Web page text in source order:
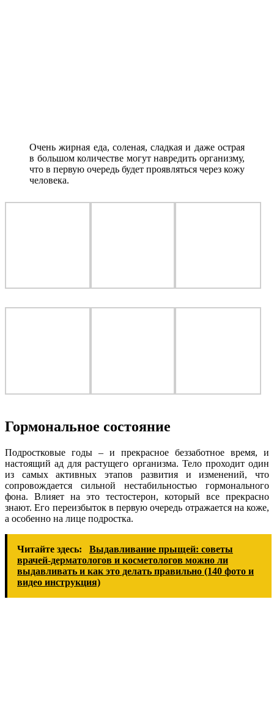
Очень жирная еда, соленая, сладкая и даже острая
в большом количестве могут навредить организму,
что в первую очередь будет проявляться через кожу
человека.
Гормональное состояние
Подростковые годы – и прекрасное беззаботное время, и
настоящий ад для растущего организма. Тело проходит один
из самых активных этапов развития и изменений, что
сопровождается сильной нестабильностью гормонального
фона. Влияет на это тестостерон, который все прекрасно
знают. Его переизбыток в первую очередь отражается на коже,
а особенно на лице подростка.
Читайте здесь:
Выдавливание прыщей: советы
врачей-дерматологов и косметологов можно ли
выдавливать и как это делать правильно (140 фото и
видео инструкция)